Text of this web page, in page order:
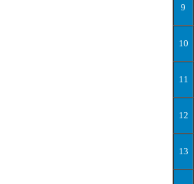
9
10
11
12
13